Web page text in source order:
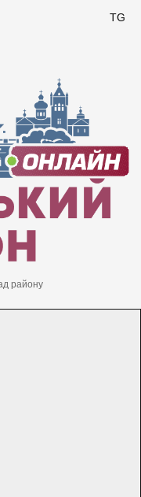
TG
району